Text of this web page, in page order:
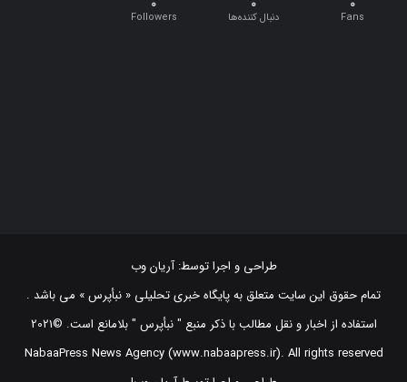
تمام حقوق این سایت متعلق به پایگاه خبری تحلیلی « نبأپرس » می باشد .
استفاده از اخبار و نقل مطالب با ذکر منبع "‌ نبأپرس " بلامانع است. ©2021
NabaaPress News Agency (www.nabaapress.ir). All rights reserved
طراحی و اجرا توسط آریان وب!